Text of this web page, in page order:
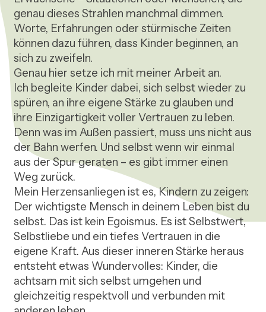
genau dieses Strahlen manchmal dimmen.
Worte, Erfahrungen oder stürmische Zeiten
können dazu führen, dass Kinder beginnen, an
sich zu zweifeln.
Genau hier setze ich mit meiner Arbeit an.
Ich begleite Kinder dabei, sich selbst wieder zu
spüren, an ihre eigene Stärke zu glauben und
ihre Einzigartigkeit voller Vertrauen zu leben.
Denn was im Außen passiert, muss uns nicht aus
der Bahn werfen. Und selbst wenn wir einmal
aus der Spur geraten – es gibt immer einen
Weg zurück.
Mein Herzensanliegen ist es, Kindern zu zeigen:
Der wichtigste Mensch in deinem Leben bist du
selbst. Das ist kein Egoismus. Es ist Selbstwert,
Selbstliebe und ein tiefes Vertrauen in die
eigene Kraft. Aus dieser inneren Stärke heraus
entsteht etwas Wundervolles: Kinder, die
achtsam mit sich selbst umgehen und
gleichzeitig respektvoll und verbunden mit